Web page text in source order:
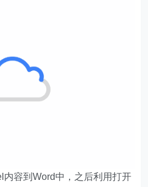
容到Word中，之后利用打开